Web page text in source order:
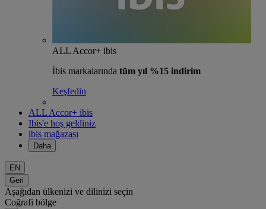
ALL Accor+ ibis
İbis markalarında tüm yıl %15 indirim
Keşfedin
ALL Accor+ ibis
Ibis'e hoş geldiniz
ibis mağazası
Daha
EN
Geri
Aşağıdan ülkenizi ve dilinizi seçin
Coğrafi bölge